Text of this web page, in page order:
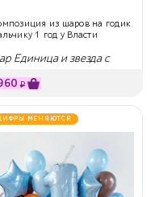
из шаров на годик
1 год у Власти
Единица и звезда с
₽
МЕНЯЮТСЯ